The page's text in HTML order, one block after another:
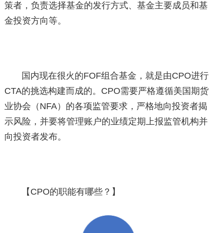
策者，负责选择基金的发行方式、基金主要成员和基
金投资方向等。
国内现在很火的FOF组合基金，就是由CPO进行
CTA的挑选构建而成的。CPO需要严格遵循美国期货
业协会（NFA）的各项监管要求，严格地向投资者揭
示风险，并要将管理账户的业绩定期上报监管机构并
向投资者发布。
【CPO的职能有哪些？】